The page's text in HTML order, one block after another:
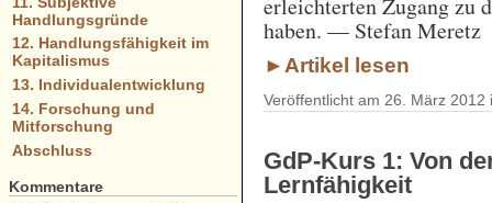
erleichterten Zugang zu
haben. — Stefan Meretz
►Artikel lesen
Veröffentlicht am 26. März 2012
GdP-Kurs 1: Von
Lernfähigkeit
Handlungsgründe
12. Handlungsfähigkeit im
Kapitalismus
13. Individualentwicklung
14. Forschung und
Mitforschung
Abschluss
Kommentare